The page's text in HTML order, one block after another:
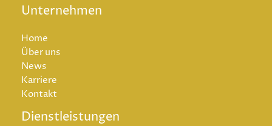
Unternehmen
Home
Über uns
News
Karriere
Kontakt
Dienstleistungen